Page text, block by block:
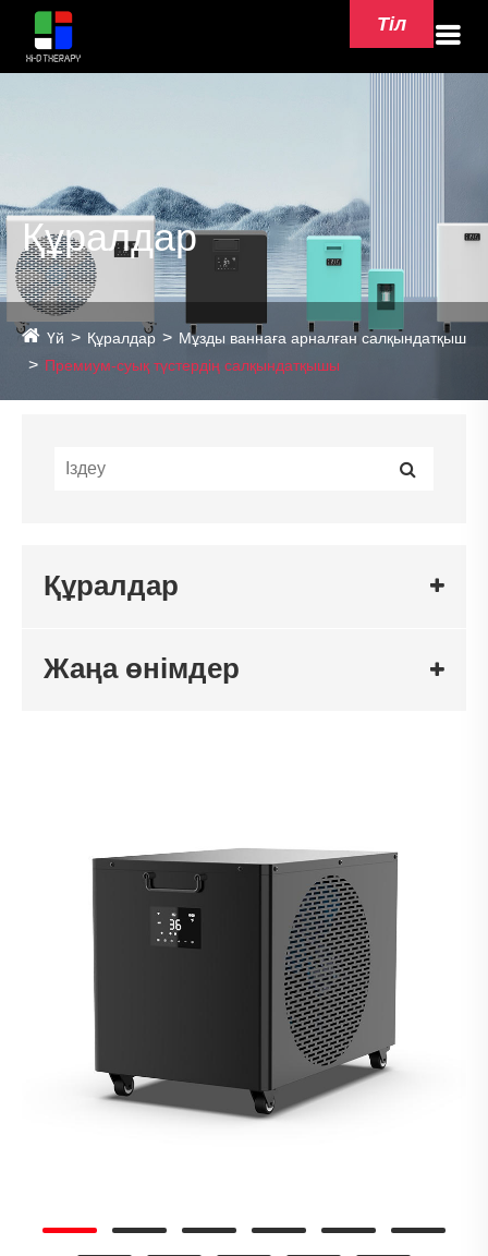
Тіл
Құралдар
Үй Құралдар
Мұзды ваннаға арналған салқындатқыш
Премиум-суық түстердің салқындатқышы
Құралдар
Жаңа өнімдер